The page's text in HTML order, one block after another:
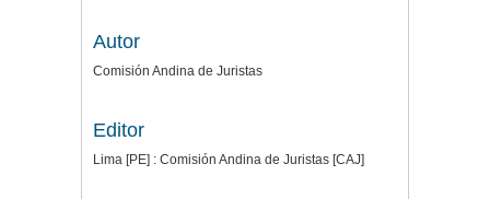
Autor
Comisión Andina de Juristas
Editor
Lima [PE] : Comisión Andina de Juristas [CAJ]